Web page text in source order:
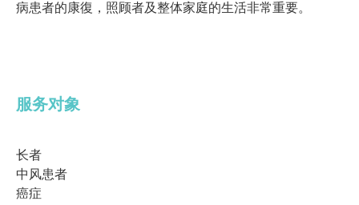
病患者的康復，照顾者及整体家庭的生活非常重要。
服务对象
长者
中风患者
癌症